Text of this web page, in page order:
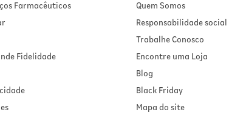
Farmacêuticos
Fidelidade
Quem Somos
Responsabilidade social
Trabalhe Conosco
Encontre uma Loja
Blog
Black Friday
Mapa do site